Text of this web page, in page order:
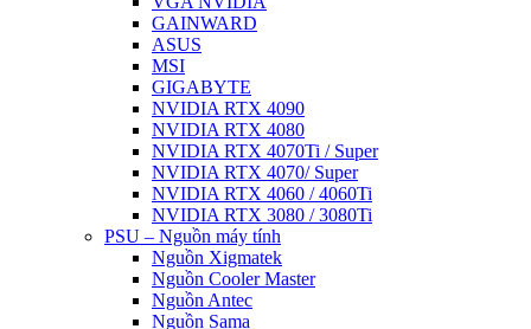
GAINWARD
ASUS
MSI
GIGABYTE
NVIDIA RTX 4090
NVIDIA RTX 4080
NVIDIA RTX 4070Ti / Super
NVIDIA RTX 4070/ Super
NVIDIA RTX 4060 / 4060Ti
NVIDIA RTX 3080 / 3080Ti
PSU – Nguồn máy tính
Nguồn Xigmatek
Nguồn Cooler Master
Nguồn Antec
Nguồn Sama